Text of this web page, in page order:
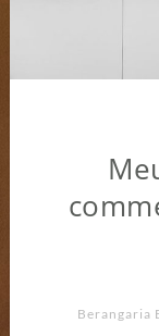
Berangaria